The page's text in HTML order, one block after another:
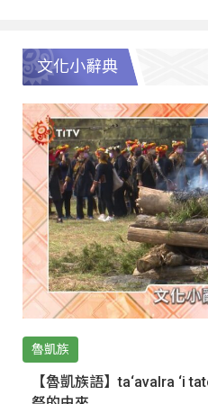
文化小辭典
魯凱族
【魯凱族語】ta‘avalra ‘i